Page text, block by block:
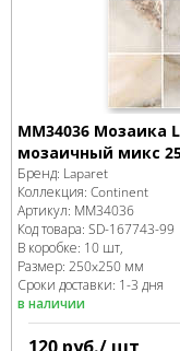
MM34036 Мозаика
мозаичный микс
Бренд: Laparet
Коллекция: Continent
Артикул: MM34036
Код товара: SD-167743-99
В коробке: 10 шт,
Размер: 250x250 мм
Сроки доставки: 1-3 дня
в наличии